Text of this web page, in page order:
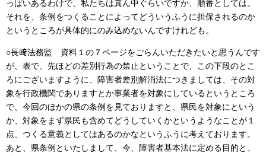
っぱいあるわけで、私たちは真ん中ぐらいですか、順番としては。
それを、条例をつくることによってどういうふうに担保されるのか
というところが具体的にのみ込めないんですけれども。
○長﨑法務監 資料１の７ページをごらんいただきたいと思うんです
が、表で、先ほどの差別行為の禁止ということで、この下段のとこ
ろにございますように、障害者差別解消法につきましては、その対
象を行政機関でありますとか事業者を対象にしているというところ
で、今回のほかの県の条例を見ておりますと、県民を対象にという
か、対象をまず県民も含めてどうしていくかというようなことが１
点、つくる意義としてはあるのかなというふうに考えております。
あと、県条例といたしまして、今、障害者基本法に定める目的と、